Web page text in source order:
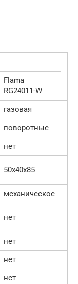
Flama
RG24011-W
газовая
поворотные
нет
50х40х85
механическое
нет
нет
нет
нет